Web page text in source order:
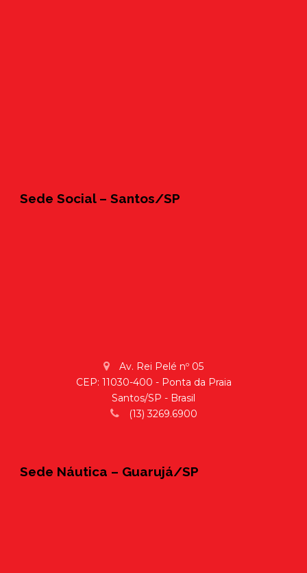
Sede Social – Santos/SP
Av. Rei Pelé nº 05
CEP: 11030-400 - Ponta da Praia
Santos/SP - Brasil
(13) 3269.6900
Sede Náutica – Guarujá/SP